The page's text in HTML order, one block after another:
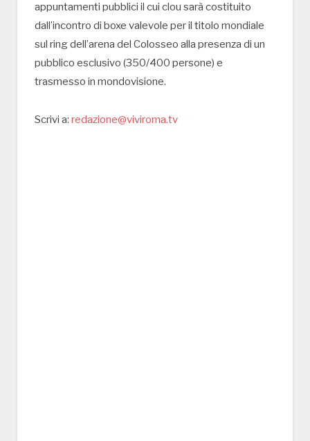
appuntamenti pubblici il cui clou sarà costituito
dall’incontro di boxe valevole per il titolo mondiale
sul ring dell’arena del Colosseo alla presenza di un
pubblico esclusivo (350/400 persone) e
trasmesso in mondovisione.
Scrivi a: redazione@viviroma.tv